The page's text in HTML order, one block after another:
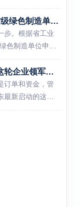
备、首批次新材
补偿资格审定 申报通道打开，山东2026年省级绿色制造单位开始新一轮遴选
步。根据省工业
色制造单位申报
绿色工业园区和
冲刺省级示范45个名额、9个专题班，山东这轮企业领军人才培训更像一次经营能力补课
订单和资金，管
最新启动的这轮
。 6月26日，山